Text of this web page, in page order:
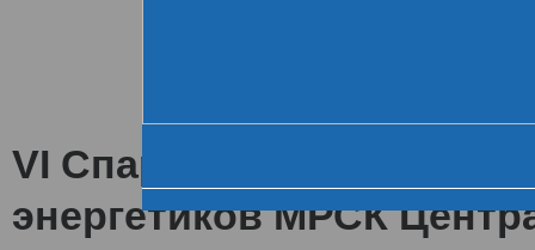
VI Спартакиада
энергетиков МРСК